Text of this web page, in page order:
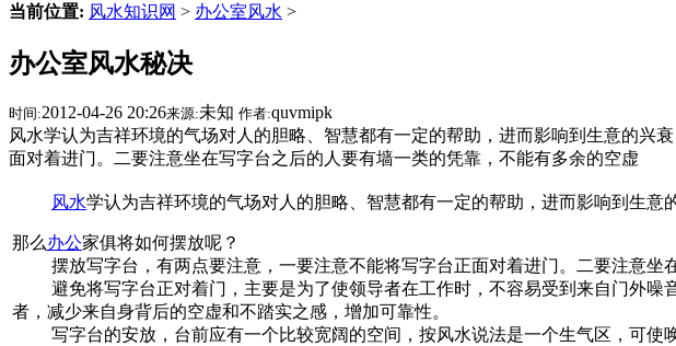
当前位置: 风水知识网 > 办公室风水 >
办公室风水秘决
时间:2012-04-26 20:26来源:未知 作者:quvmipk
风水学认为吉祥环境的气场对人的胆略、智慧都有一定的帮助，进而影响到生意的兴
面对着进门。二要注意坐在写字台之后的人要有墙一类的凭靠，不能有多余的空虚
风水学认为吉祥环境的气场对人的胆略、智慧都有一定的帮助，进而影响到生意
那么办公家俱将如何摆放呢？
摆放写字台，有两点要注意，一要注意不能将写字台正面对着进门。二要注意坐
避免将写字台正对着门，主要是为了使领导者在工作时，不容易受到来自门外噪
者，减少来自身背后的空虚和不踏实之感，增加可靠性。
写字台的安放，台前应有一个比较宽阔的空间，按风水说法是一个生气区，可使